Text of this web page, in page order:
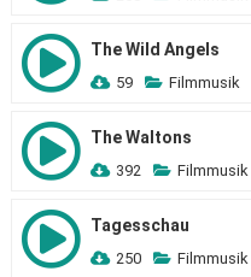
The Wild Angels
59 Filmmusik
The Waltons
392 Filmmusik
Tagesschau
250 Filmmusik